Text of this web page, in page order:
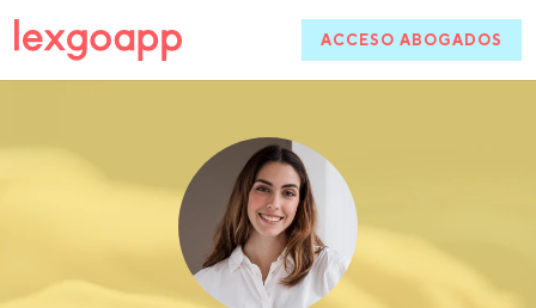
ACCESO ABOGADOS